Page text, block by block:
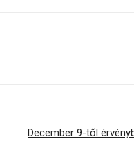
December 9-től